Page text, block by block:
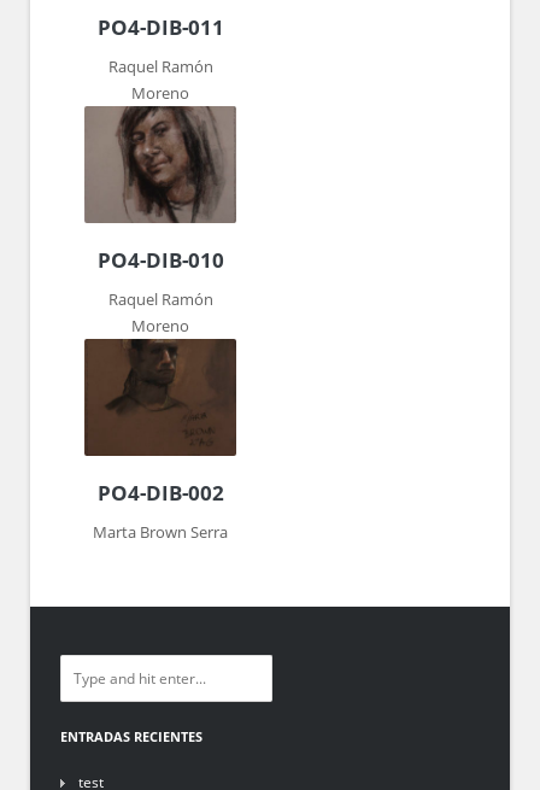
PO4-DIB-011
Raquel Ramón
Moreno
PO4-DIB-010
Raquel Ramón
Moreno
PO4-DIB-002
Marta Brown Serra
ENTRADAS RECIENTES
test